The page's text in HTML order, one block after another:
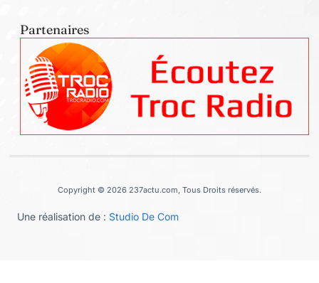
Partenaires
Copyright © 2026 237actu.com, Tous Droits réservés.
Une réalisation de : Studio De Com